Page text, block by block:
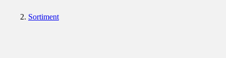
Sortiment